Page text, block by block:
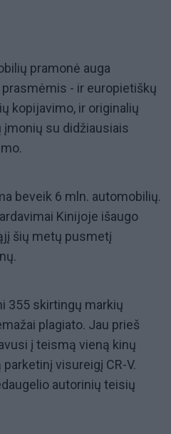
pramonė auga
- ir europietiškų
kopijavimo, ir originalių
įmonių su didžiausiais
beveik 6 mln. automobilių.
Kinijoje išaugo
šių metų pusmetį
355 skirtingų markių
plagiato. Jau prieš
į teismą vieną kinų
visureigį CR-V.
autorinių teisių